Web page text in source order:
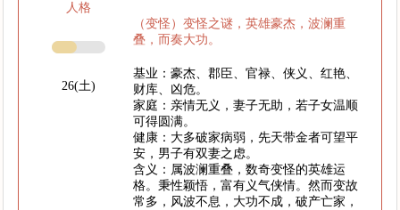
人格
26(土)
（变怪）变怪之谜，英雄豪杰，波澜重
叠，而奏大功。
基业：豪杰、郡臣、官禄、侠义、红艳、
财库、凶危。
家庭：亲情无义，妻子无助，若子女温顺
可得圆满。
健康：大多破家病弱，先天带金者可望平
安，男子有双妻之虑。
含义：属波澜重叠，数奇变怪的英雄运
格。秉性颖悟，富有义气侠情。然而变故
常多，风波不息，大功不成，破产亡家，